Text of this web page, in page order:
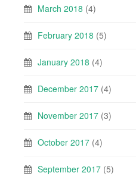
March 2018 (4)
February 2018 (5)
January 2018 (4)
December 2017 (4)
November 2017 (3)
October 2017 (4)
September 2017 (5)